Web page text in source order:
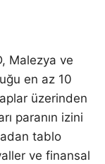
Malezya ve
en az 10
üzerinden
paranın izini
tablo
ve finansal